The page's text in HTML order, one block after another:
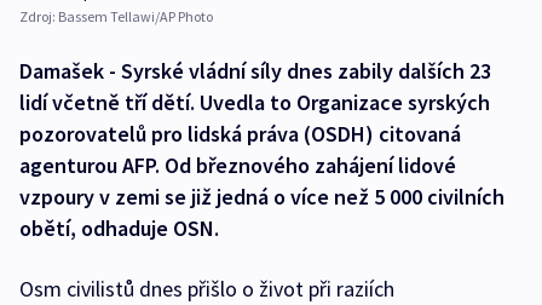
Zdroj: Bassem Tellawi/AP Photo
Damašek - Syrské vládní síly dnes zabily dalších 23
lidí včetně tří dětí. Uvedla to Organizace syrských
pozorovatelů pro lidská práva (OSDH) citovaná
agenturou AFP. Od březnového zahájení lidové
vzpoury v zemi se již jedná o více než 5 000 civilních
obětí, odhaduje OSN.
Osm civilistů dnes přišlo o život při raziích